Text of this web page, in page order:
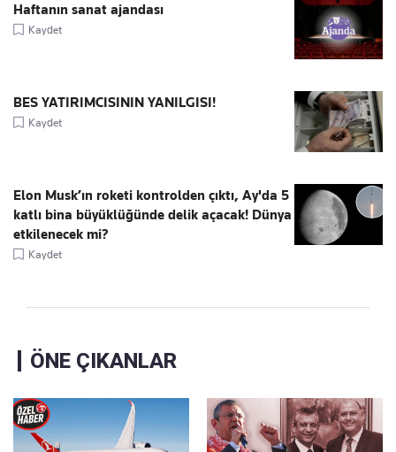
Haftanın sanat ajandası
Kaydet
BES YATIRIMCISININ YANILGISI!
Kaydet
Elon Musk’ın roketi kontrolden çıktı, Ay'da 5
katlı bina büyüklüğünde delik açacak! Dünya
etkilenecek mi?
Kaydet
ÖNE ÇIKANLAR